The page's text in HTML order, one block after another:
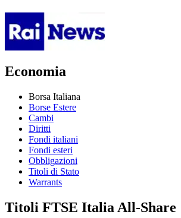
Economia
Borsa Italiana
Borse Estere
Cambi
Diritti
Fondi italiani
Fondi esteri
Obbligazioni
Titoli di Stato
Warrants
Titoli FTSE Italia All-Share